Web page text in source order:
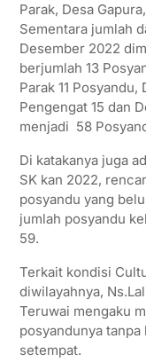
Parak, Desa
Sementara jumlah
Desember 2022
berjumlah 13
Parak 11
Pengengat 15 dan
menjadi 58
Di katakanya juga
SK kan 2022,
posyandu yang
jumlah posyandu
59.
Terkait kondisi
diwilayahnya,
Teruwai mengaku
posyandunya
setempat.